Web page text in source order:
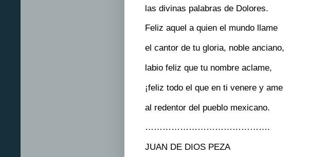
las divinas palabras de Dolores.
Feliz aquel a quien el mundo llame
el cantor de tu gloria, noble anciano,
labio feliz que tu nombre aclame,
¡feliz todo el que en ti venere y ame
al redentor del pueblo mexicano.
…………………………………….
JUAN DE DIOS PEZA